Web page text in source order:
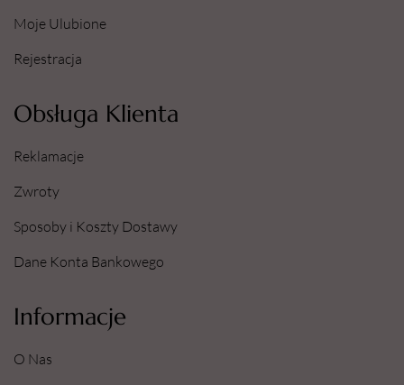
Moje Ulubione
Rejestracja
Obsługa Klienta
Reklamacje
Zwroty
Sposoby i Koszty Dostawy
Dane Konta Bankowego
Informacje
O Nas